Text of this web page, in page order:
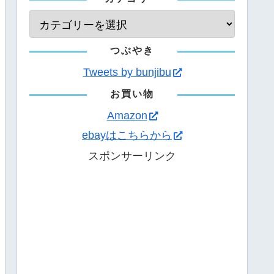
つぶやき
Tweets by bunjibu
お買い物
Amazon
ebayはこちらから
スポンサーリンク